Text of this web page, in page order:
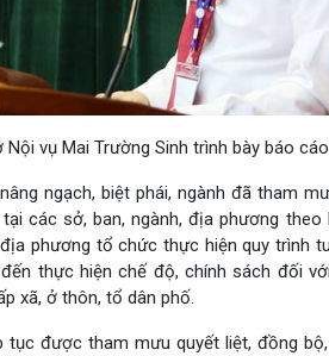
Nội vụ Mai Trường Sinh trình bày báo
ngạch, biệt phái, ngành đã tham
các sở, ban, ngành, địa phương
phương tổ chức thực hiện quy trình
thực hiện chế độ, chính sách đối
xã, ở thôn, tổ dân phố.
tục được tham mưu quyết liệt, đồng